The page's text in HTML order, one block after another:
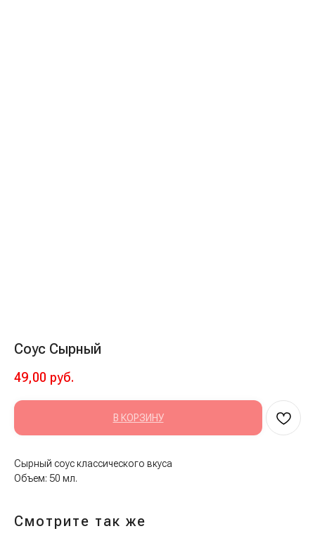
Соус Сырный
49,00 руб.
В КОРЗИНУ
Сырный соус классического вкуса
Объем: 50 мл.
Смотрите так же